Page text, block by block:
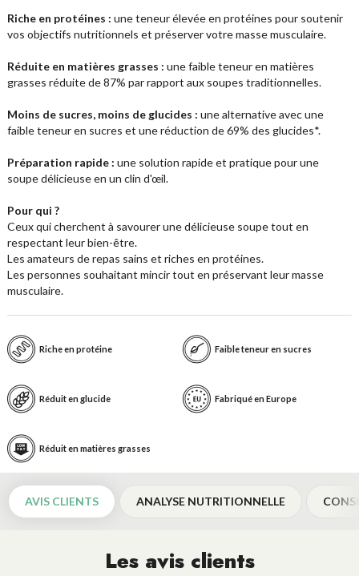
Riche en protéines : une teneur élevée en protéines pour soutenir
vos objectifs nutritionnels et préserver votre masse musculaire.
Réduite en matières grasses : une faible teneur en matières
grasses réduite de 87% par rapport aux soupes traditionnelles.
Moins de sucres, moins de glucides : une alternative avec une
faible teneur en sucres et une réduction de 69% des glucides*.
Préparation rapide : une solution rapide et pratique pour une
soupe délicieuse en un clin d'œil.
Pour qui ?
Ceux qui cherchent à savourer une délicieuse soupe tout en
respectant leur bien-être.
Les amateurs de repas sains et riches en protéines.
Les personnes souhaitant mincir tout en préservant leur masse
musculaire.
Riche en protéine Faible teneur en sucres
Réduit en glucide Fabriqué en Europe
Réduit en matières grasses
AVIS CLIENTS ANALYSE NUTRITIONNELLE
Les avis clients